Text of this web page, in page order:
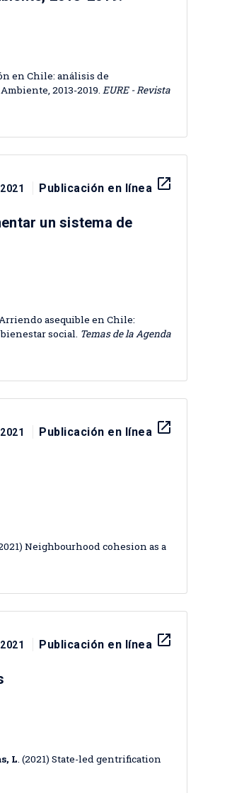
en Chile: análisis de
2013-2019.EURE - Revista
Publicación en línea launch
un sistema de
asequible en Chile:
social. Temas de la Agenda
Publicación en línea launch
Neighbourhood cohesion as a
Publicación en línea launch
L. (2021) State-led gentrification